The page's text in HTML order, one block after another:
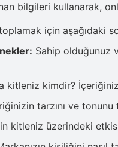
bilgileri kullanarak,
için aşağıdaki
Sahip olduğunuz
kitleniz kimdir?
tarzını ve tonunu
kitleniz üzerindeki